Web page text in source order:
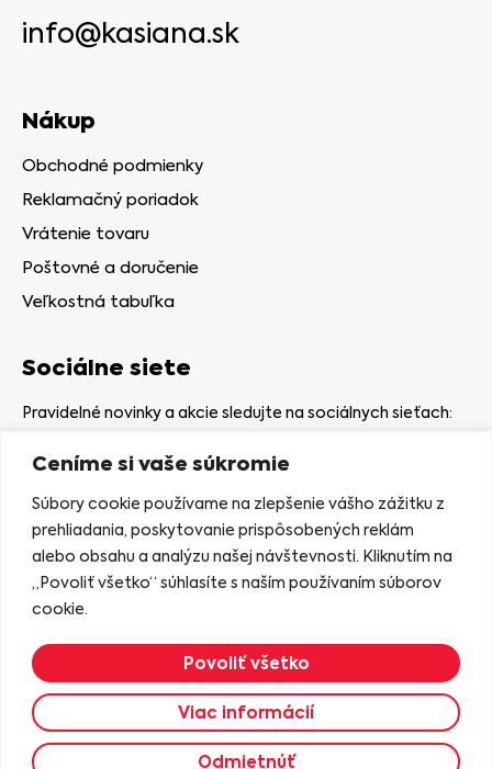
Ceníme si vaše súkromie
Súbory cookie používame na zlepšenie vášho zážitku z
prehliadania, poskytovanie prispôsobených reklám
alebo obsahu a analýzu našej návštevnosti. Kliknutím na
„Povoliť všetko“ súhlasíte s naším používaním súborov
cookie.
Viac informácií
Odmietnúť
Povoliť všetko
info@kasiana.sk
Nákup
Obchodné podmienky
Reklamačný poriadok
Vrátenie tovaru
Poštovné a doručenie
Veľkostná tabuľka
Sociálne siete
Pravidelné novinky a akcie sledujte na sociálnych sieťach:
Kamenná predajňa
Nám. gen. Štefaníka 7
06401 Stará Ľubovňa
Zobraziť na mape
2023 © KASIANA